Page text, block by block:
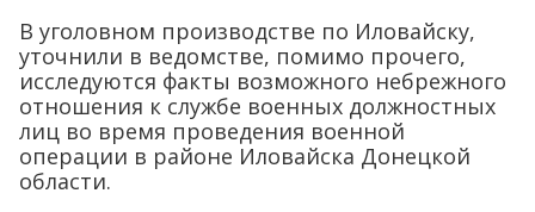
В уголовном производстве по Иловайску,
уточнили в ведомстве, помимо прочего,
исследуются факты возможного небрежного
отношения к службе военных должностных
лиц во время проведения военной
операции в районе Иловайска Донецкой
области.